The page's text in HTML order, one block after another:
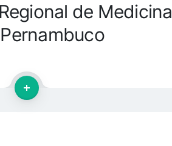
de Medicina